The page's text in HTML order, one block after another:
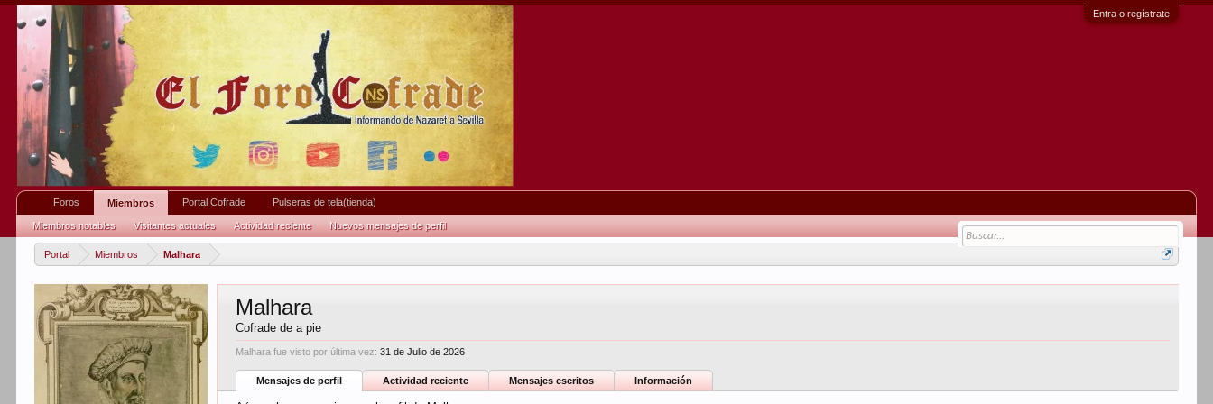
Entra o regístrate
Portal Miembros Malhara
Malhara
Cofrade de a pie
Malhara fue visto por última vez: 31 de Julio de 2026
Mensajes de perfil Actividad reciente Mensajes escritos Información
Foros Miembros
Miembros notables Visitantes actuales Actividad reciente Nuevos mensajes de perfil
Portal Cofrade Pulseras de tela(tienda)